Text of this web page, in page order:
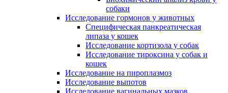
собаки
Исследование гормонов у животных
Специфическая панкреатическая
липаза у кошек
Исследование кортизола у собак
Исследование тироксина у собак и
кошек
Исследование на пироплазмоз
Исследование выпотов
Исследование вагинальных мазков